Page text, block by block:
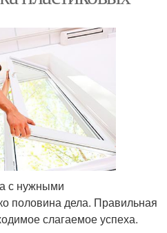
с нужными
половина дела. Правильная
слагаемое успеха.